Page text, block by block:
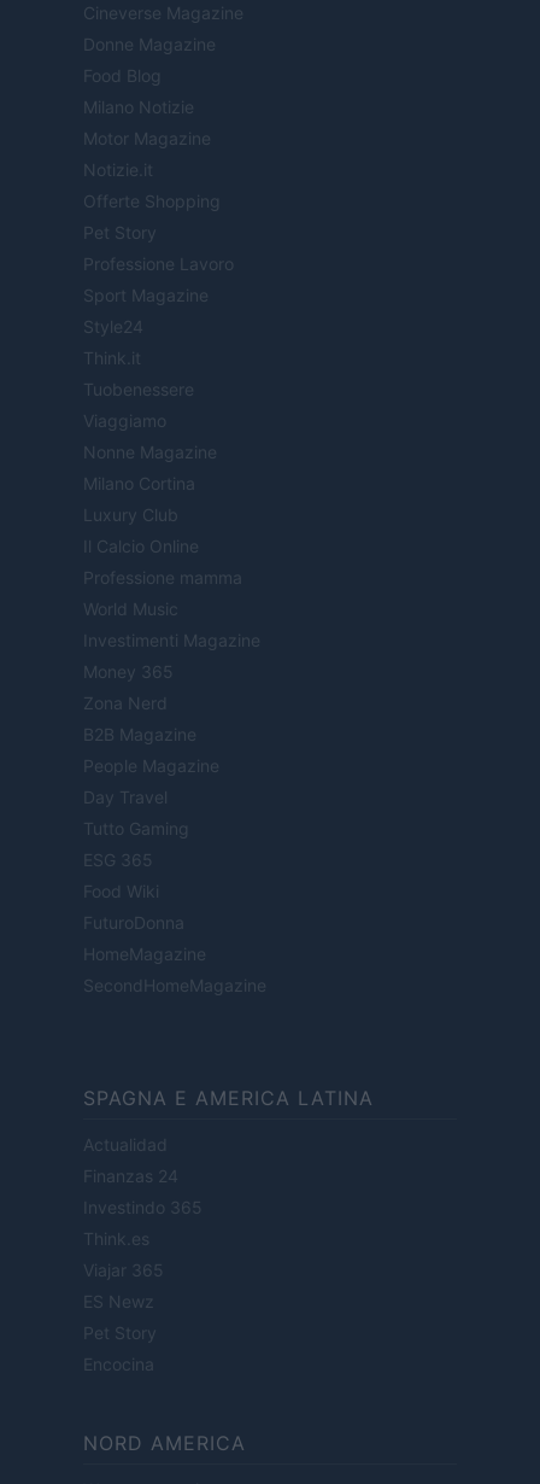
Cineverse Magazine
Donne Magazine
Food Blog
Milano Notizie
Motor Magazine
Notizie.it
Offerte Shopping
Pet Story
Professione Lavoro
Sport Magazine
Style24
Think.it
Tuobenessere
Viaggiamo
Nonne Magazine
Milano Cortina
Luxury Club
Il Calcio Online
Professione mamma
World Music
Investimenti Magazine
Money 365
Zona Nerd
B2B Magazine
People Magazine
Day Travel
Tutto Gaming
ESG 365
Food Wiki
FuturoDonna
HomeMagazine
SecondHomeMagazine
SPAGNA E AMERICA LATINA
Actualidad
Finanzas 24
Investindo 365
Think.es
Viajar 365
ES Newz
Pet Story
Encocina
NORD AMERICA